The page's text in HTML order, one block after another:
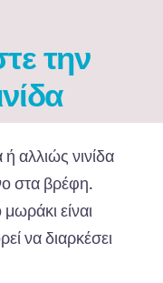
την
αλλιώς νινίδα
στα βρέφη.
είναι
να διαρκέσει